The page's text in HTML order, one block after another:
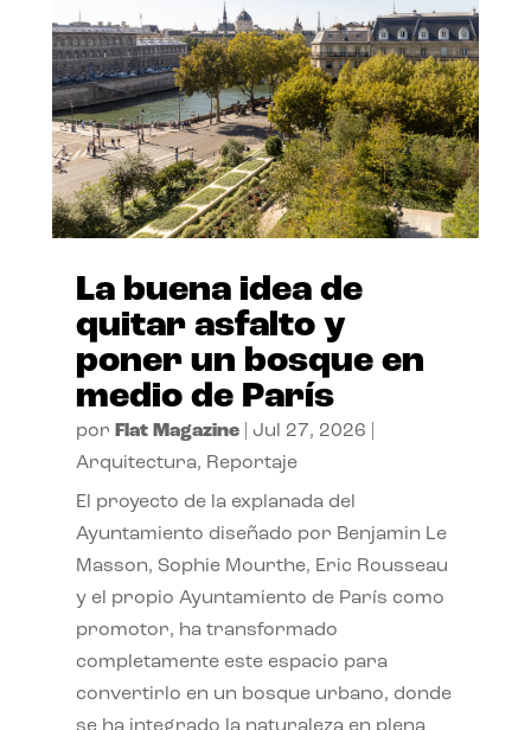
La buena idea de
quitar asfalto y
poner un bosque en
medio de París
por Flat Magazine| Jul 27, 2026
Arquitectura, Reportaje
El proyecto de la explanada del
Ayuntamiento diseñado por Benjamin Le
Masson, Sophie Mourthe, Eric Rousseau
y el propio Ayuntamiento de París como
promotor, ha transformado
completamente este espacio para
convertirlo en un bosque urbano, donde